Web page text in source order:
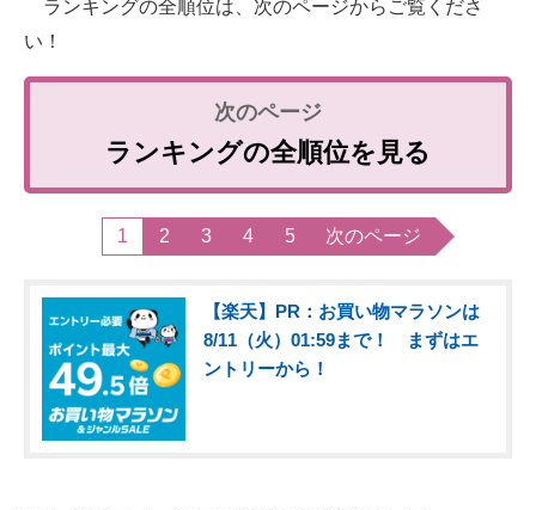
ランキングの全順位は、次のページからご覧くださ
い！
ランキングの全順位を見る
1 2 3 4 5 次のページ
【楽天】PR：お買い物マラソンは
8/11（火）01:59まで！ まずはエ
ントリーから！